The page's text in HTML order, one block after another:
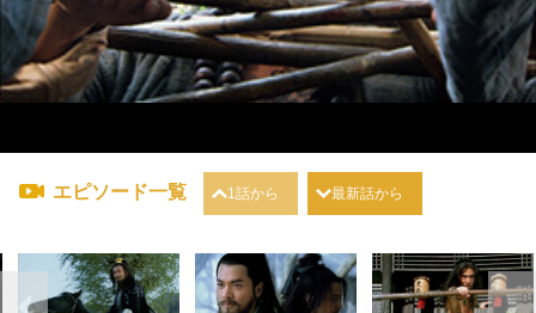
エピソード一覧 1話から 最新話から